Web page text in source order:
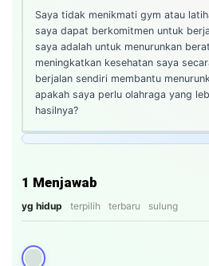
Saya tidak menikmati gym atau
saya dapat berkomitmen untuk
saya adalah untuk menurunkan
meningkatkan kesehatan saya
berjalan sendiri membantu
apakah saya perlu olahraga yang
hasilnya?
1 Menjawab
yg hidup terpilih terbaru sulung